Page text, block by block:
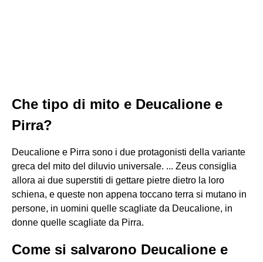
Che tipo di mito e Deucalione e
Pirra?
Deucalione e Pirra sono i due protagonisti della variante
greca del mito del diluvio universale. ... Zeus consiglia
allora ai due superstiti di gettare pietre dietro la loro
schiena, e queste non appena toccano terra si mutano in
persone, in uomini quelle scagliate da Deucalione, in
donne quelle scagliate da Pirra.
Come si salvarono Deucalione e